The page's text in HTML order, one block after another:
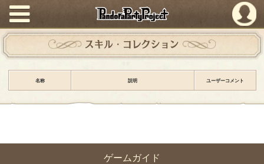
PandoraPartyProject
ゲームガイド
スキル・コレクション
名称 説明 ユーザーコメント